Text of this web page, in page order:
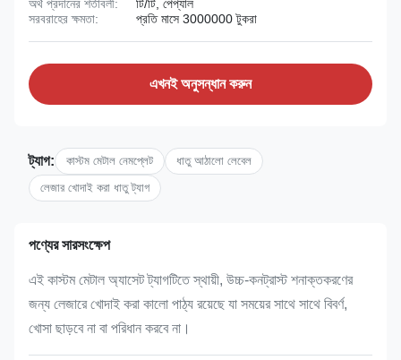
অর্থ প্রদানের শর্তাবলী:
টি/টি, পেপ্যাল
সরবরাহের ক্ষমতা:
প্রতি মাসে 3000000 টুকরা
এখনই অনুসন্ধান করুন
ট্যাগ: কাস্টম মেটাল নেমপ্লেট
ধাতু আঠালো লেবেল
লেজার খোদাই করা ধাতু ট্যাগ
পণ্যের সারসংক্ষেপ
এই কাস্টম মেটাল অ্যাসেট ট্যাগটিতে স্থায়ী, উচ্চ-কনট্রাস্ট শনাক্তকরণের
জন্য লেজারে খোদাই করা কালো পাঠ্য রয়েছে যা সময়ের সাথে সাথে বিবর্ণ,
খোসা ছাড়বে না বা পরিধান করবে না।